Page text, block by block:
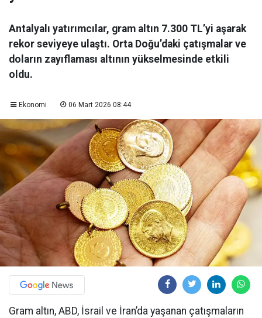
Antalyalı yatırımcılar, gram altın 7.300 TL’yi aşarak
rekor seviyeye ulaştı. Orta Doğu’daki çatışmalar ve
doların zayıflaması altının yükselmesinde etkili
oldu.
Ekonomi 06 Mart 2026 08:44
Gram altın, ABD, İsrail ve İran’da yaşanan çatışmaların